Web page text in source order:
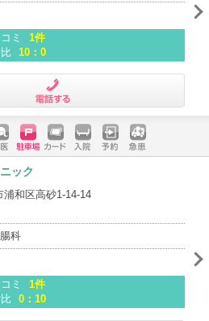
ミ
1件
10：0
駐車場
クレジッ
入院 予約 急患
ック
和区高砂1-14-14
科
ミ
1件
0：10